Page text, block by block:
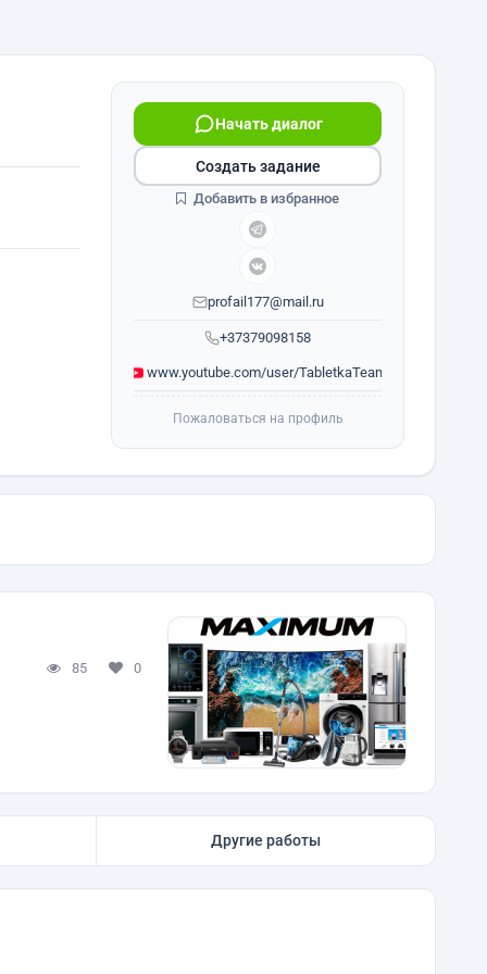
+37379098158
Начать диалог
profail177@mail.ru
www.youtube.com/user/TabletkaTeam
Создать задание
Добавить в избранное
Пожаловаться на профиль
85 0
Другие работы